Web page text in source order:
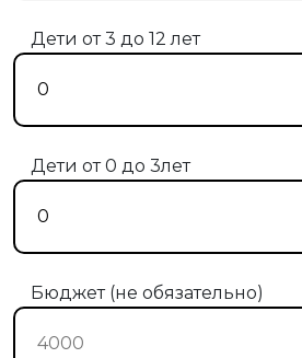
Дети от 3 до 12 лет
Дети от 0 до 3лет
Бюджет (не обязательно)